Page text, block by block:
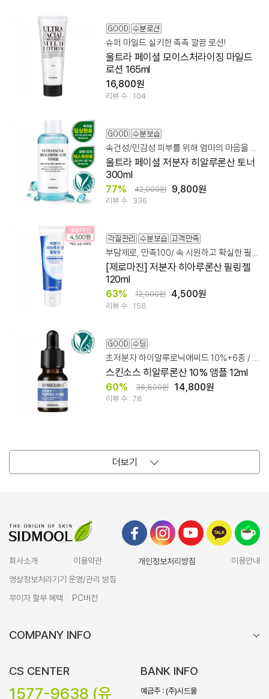
슈퍼 마일드 실키한 촉촉 깔끔 로션!
울트라 페이셜 모이스처라이징 마일드
로션 165ml
16,800원
리뷰 수 : 104
속건성/민감성 피부를 위해 엄마의 마음을 듬뿍 담아 만들었습니다.
울트라 페이셜 저분자 히알루론산 토너
300ml
77% 42,000원 9,800원
리뷰 수 : 336
부담제로, 만족100/ 속 시원하고 확실한 필링젤!
[제로마진] 저분자 히아루론산 필링젤
120ml
63% 12,000원 4,500원
리뷰 수 : 158
초저분자 하이알루로닉애씨드 10%+6종 / 말이 아닌 결과로
스킨소스 히알루론산 10% 앰플 12ml
60% 36,800원 14,800원
리뷰 수 : 78
더보기
회사소개 이용약관 개인정보처리방침
이용안내
영상정보처리기기 운영/관리 방침
무이자 할부 혜택
PC버전
COMPANY INFO
CS CENTER
1577-9638 (유
BANK INFO
예금주 : (주)시드물